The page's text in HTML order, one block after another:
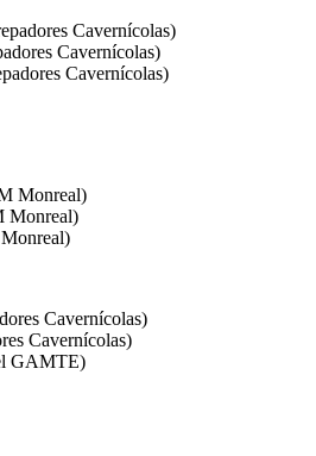
Cavernícolas)
Cavernícolas)
Cavernícolas)
Monreal)
Monreal)
Cavernícolas)
Cavernícolas)
GAMTE)